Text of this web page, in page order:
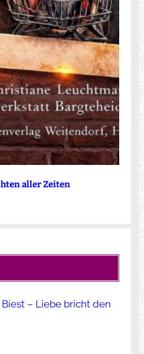
aller Zeiten
– Liebe bricht den